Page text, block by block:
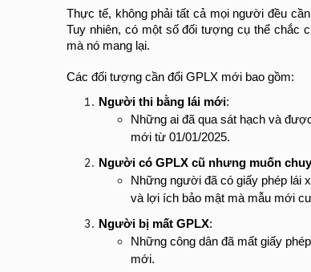
Thực tế, không phải tất cả mọi người đều
Tuy nhiên, có một số đối tượng cụ thể chắc
mà nó mang lại.
Các đối tượng cần đổi GPLX mới bao gồm:
Người thi bằng lái mới:
Những ai đã qua sát hạch và
mới từ 01/01/2025.
Người có GPLX cũ nhưng muốn
Những người đã có giấy phép lái
và lợi ích bảo mật mà mẫu mới
Người bị mất GPLX:
Những công dân đã mất giấy
mới.